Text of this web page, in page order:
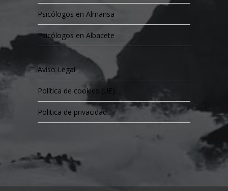
Psicólogos en Almansa
Psicólogos en Albacete
Aviso Legal
Política de cookies (UE)
Politica de privacidad